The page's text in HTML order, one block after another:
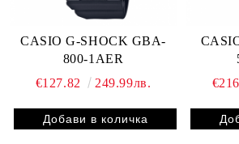
CASIO G-SHOCK GBA-
800-1AER
€127.82
249.99лв.